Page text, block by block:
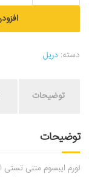
دسته: دریل
توضیحات
توضیحات
لورم ایبسوم متنی